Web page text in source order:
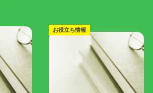
お役立ち情報